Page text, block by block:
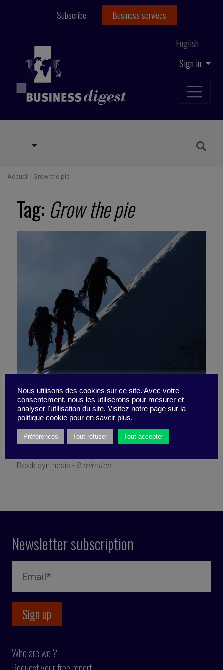
Sign in
English
Subscribe Business services
Accueil | Grow the pie
Tag: Grow the pie
In order to grow, how about
sharing?
Book synthesis - 8 minutes
Newsletter subscription
Who are we ?
Nous utilisons des cookies sur ce site. Avec votre
consentement, nous les utiliserons pour mesurer et
analyser l'utilisation du site. Visitez notre page sur la
politique cookie pour en savoir plus.
Préférences Tout refuser Tout accepter